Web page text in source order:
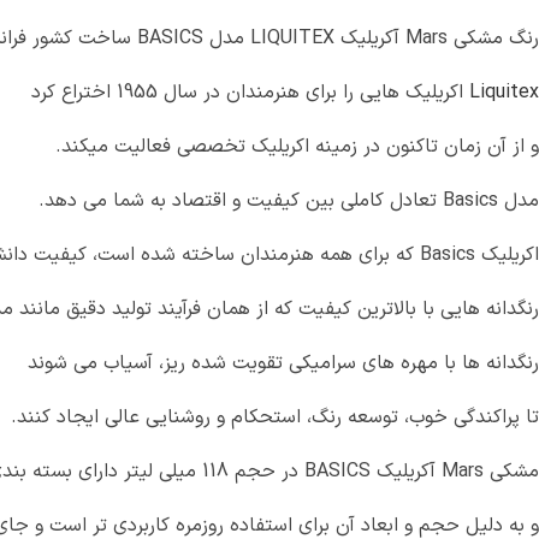
رنگ مشکی Mars آکریلیک LIQUITEX مدل BASICS ساخت کشور فرانسه می باشد.
Liquitex اکریلیک هایی را برای هنرمندان در سال 1955 اختراع کرد
و از آن زمان تاکنون در زمینه اکریلیک تخصصی فعالیت میکند.
مدل Basics تعادل کاملی بین کیفیت و اقتصاد به شما می دهد.
اکریلیک Basics که برای همه هنرمندان ساخته شده است، کیفیت دانشجویی دارد
رنگدانه هایی با بالاترین کیفیت که از همان فرآیند تولید دقیق
رنگدانه ها با مهره های سرامیکی تقویت شده ریز، آسیاب می شوند
تا پراکندگی خوب، توسعه رنگ، استحکام و روشنایی عالی ایجاد کنند.
مشکی Mars آکریلیک BASICS در حجم 118 میلی لیتر دارای بسته بندی تیوپی درب دار میباشد.
و به دلیل حجم و ابعاد آن برای استفاده روزمره کاربردی تر است و